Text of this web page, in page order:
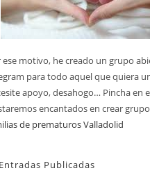
ese motivo, he creado un grupo
para todo aquel que quiera
apoyo, desahogo… Pincha en
encantados en crear grupo
de prematuros Valladolid
Entradas Publicadas